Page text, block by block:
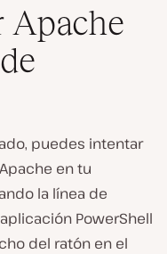
Apache
puedes intentar
en tu
la línea de
PowerShell
del ratón en el